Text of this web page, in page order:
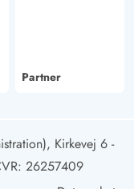
Partner
Kirkevej 6 -
26257409